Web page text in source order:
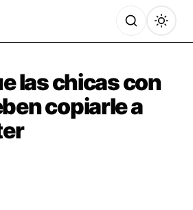
las chicas con
copiarle a